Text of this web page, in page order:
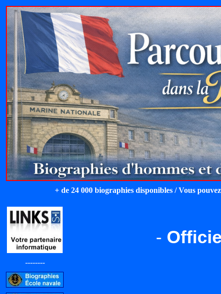
+ de 24 000 biographies disponibles / Vous
--------
-